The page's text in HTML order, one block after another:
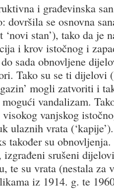
i građevinska
dovršila se osnovna
stan’), tako da je
i krov istočnog i
sada obnovljene
Tako su se ti dijelovi
mogli zatvoriti i
vandalizam.
vanjskog
ulaznih vrata
također su
srušeni
te su vrata (nestala za
iz 1914. g. te